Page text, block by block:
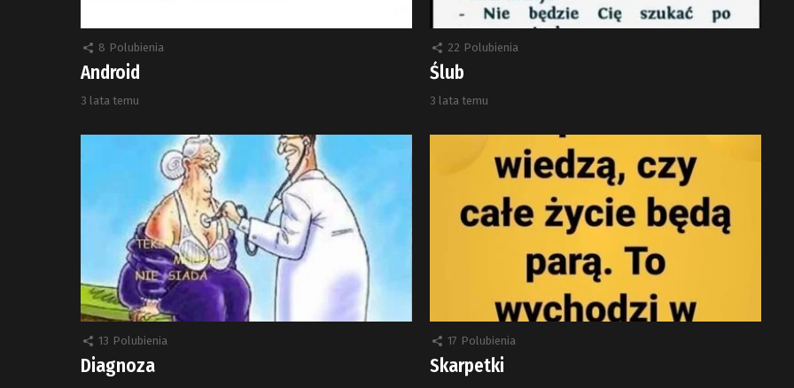
8 Polubienia
Android
3 lata temu
22 Polubienia
Ślub
3 lata temu
13 Polubienia
Diagnoza
17 Polubienia
Skarpetki